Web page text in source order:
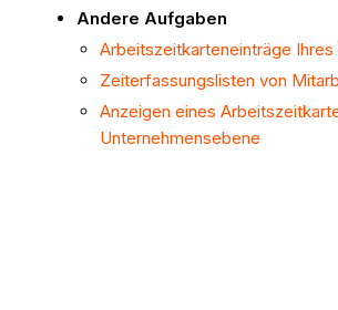
Andere Aufgaben
Arbeitszeitkarteneinträge
Zeiterfassungslisten von
Anzeigen eines
Unternehmensebene